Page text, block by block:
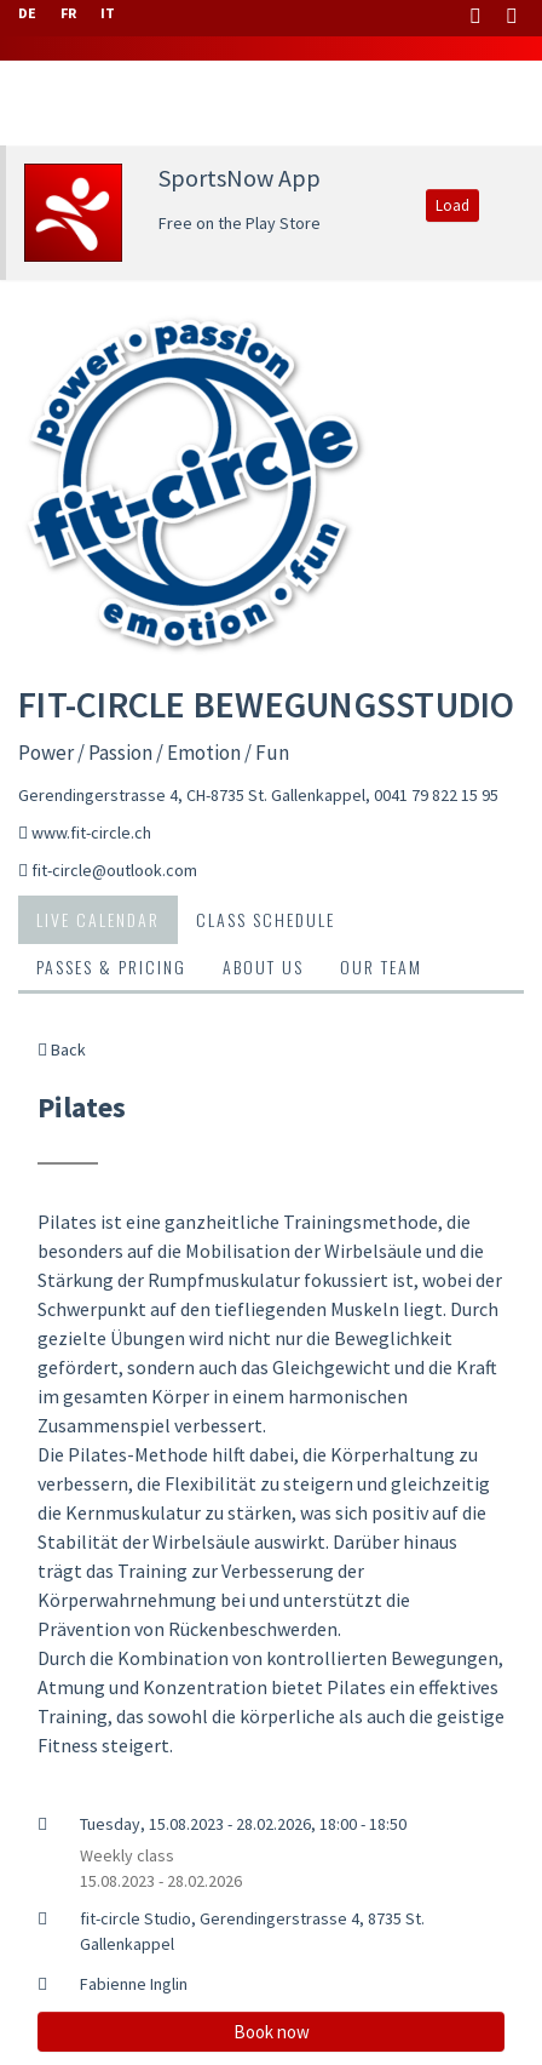
DE FR IT
SportsNow App
Free on the Play Store
Load
FIT-CIRCLE BEWEGUNGSSTUDIO
Power / Passion / Emotion / Fun
Gerendingerstrasse 4, CH-8735 St. Gallenkappel, 0041 79 822 15 95
www.fit-circle.ch
fit-circle@outlook.com
LIVE CALENDAR
CLASS SCHEDULE
PASSES & PRICING
ABOUT US OUR TEAM
Back
Pilates
Pilates ist eine ganzheitliche Trainingsmethode, die
besonders auf die Mobilisation der Wirbelsäule und die
Stärkung der Rumpfmuskulatur fokussiert ist, wobei der
Schwerpunkt auf den tiefliegenden Muskeln liegt. Durch
gezielte Übungen wird nicht nur die Beweglichkeit
gefördert, sondern auch das Gleichgewicht und die Kraft
im gesamten Körper in einem harmonischen
Zusammenspiel verbessert.
Die Pilates-Methode hilft dabei, die Körperhaltung zu
verbessern, die Flexibilität zu steigern und gleichzeitig
die Kernmuskulatur zu stärken, was sich positiv auf die
Stabilität der Wirbelsäule auswirkt. Darüber hinaus
trägt das Training zur Verbesserung der
Körperwahrnehmung bei und unterstützt die
Prävention von Rückenbeschwerden.
Durch die Kombination von kontrollierten Bewegungen,
Atmung und Konzentration bietet Pilates ein effektives
Training, das sowohl die körperliche als auch die geistige
Fitness steigert.
Tuesday, 15.08.2023 - 28.02.2026, 18:00 - 18:50
Weekly class
15.08.2023 - 28.02.2026
fit-circle Studio, Gerendingerstrasse 4, 8735 St.
Gallenkappel
Fabienne Inglin
Book now